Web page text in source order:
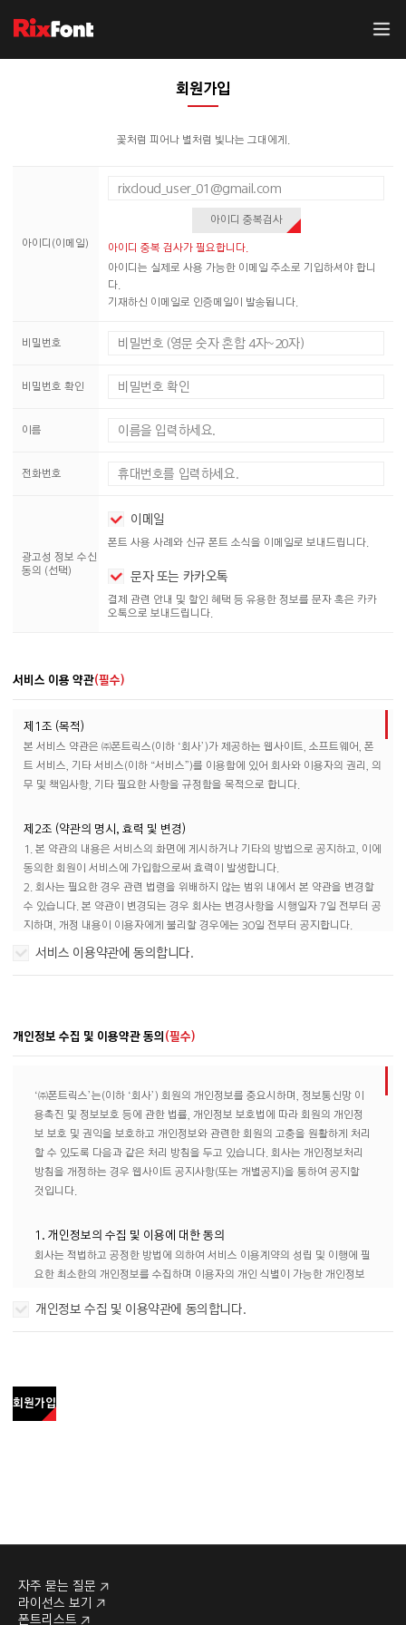
회원가입
꽃처럼 피어나 별처럼 빛나는 그대에게.
아이디(이메일)
아이디 중복검사
아이디 중복 검사가 필요합니다.
아이디는 실제로 사용 가능한 이메일 주소로 기입하셔야 합니
다.
기재하신 이메일로 인증메일이 발송됩니다.
비밀번호
비밀번호 확인
이름
전화번호
광고성 정보 수신
동의 (선택)
이메일
폰트 사용 사례와 신규 폰트 소식을 이메일로 보내드립니다.
문자 또는 카카오톡
결제 관련 안내 및 할인 혜택 등 유용한 정보를 문자 혹은 카카
오톡으로 보내드립니다.
서비스 이용 약관(필수)
제1조 (목적)
본 서비스 약관은 ㈜폰트릭스(이하 ‘회사’)가 제공하는 웹사이트, 소프트웨어, 폰
트 서비스, 기타 서비스(이하 “서비스”)를 이용함에 있어 회사와 이용자의 권리, 의
무 및 책임사항, 기타 필요한 사항을 규정함을 목적으로 합니다.
제2조 (약관의 명시, 효력 및 변경)
1. 본 약관의 내용은 서비스의 화면에 게시하거나 기타의 방법으로 공지하고, 이에
동의한 회원이 서비스에 가입함으로써 효력이 발생합니다.
2. 회사는 필요한 경우 관련 법령을 위배하지 않는 범위 내에서 본 약관을 변경할
수 있습니다. 본 약관이 변경되는 경우 회사는 변경사항을 시행일자 7일 전부터 공
지하며, 개정 내용이 이용자에게 불리할 경우에는 30일 전부터 공지합니다.
3. 회사가 전항에 따라 개정약관을 공지 또는 통지하면서 “이용자”에게 일정 기간
제3조 (약관 외 준칙)
과 세부지침의 내용이 충돌할 경우 세부지침을 따릅니다.
제4조 (용어의 정의)
본 약관에서 사용하는 용어의 정의는 다음 각호와 같으며, 정의되지 않은 용어에
대한 해석은 관계법령 및 서비스별 안내에서 정하는 바에 따릅니다.
통신설비(인터넷, 전화 등)를 이용하여 상품 판매를 거래할 수 있도록 설정한 가상
의 전자상거래 웹사이트를 말합니다.
2. 이용자 : 회사의 웹사이트에 접속하여 본 약관에 따라 회사가 제공하는 폰트 서
3. 회원 : 본 약관에 동의하고 개인정보를 제공하여 회원 등록을 한 자로서, 회사가
제공하는 정보와 서비스를 지속적으로 이용할 수 있는 자를 말합니다.
② 기업회원 : 사업자번호를 보유한 개인사업자, 법인사업자, 단체, 기관 등이
가입할 수 있습니다.
비스 또는 상품을 의미합니다.
7. RixFont 서비스 : 유/무선을 통해 폰트, 캘리그라피 및 라이선스를 이용 및 구
매할 수 있는 회사의 고유한 서비스와 브랜드를 의미합니다.
서비스 이용약관에 동의합니다.
개인정보 수집 및 이용약관 동의 (필수)
‘㈜폰트릭스’는(이하 ‘회사’) 회원의 개인정보를 중요시하며, 정보통신망 이
용촉진 및 정보보호 등에 관한 법률, 개인정보 보호법에 따라 회원의 개인정
보 보호 및 권익을 보호하고 개인정보와 관련한 회원의 고충을 원활하게 처리
할 수 있도록 다음과 같은 처리 방침을 두고 있습니다. 회사는 개인정보처리
방침을 개정하는 경우 웹사이트 공지사항(또는 개별공지)을 통하여 공지할
것입니다.
1. 개인정보의 수집 및 이용에 대한 동의
회사는 적법하고 공정한 방법에 의하여 서비스 이용계약의 성립 및 이행에 필
요한 최소한의 개인정보를 수집하며 이용자의 개인 식별이 가능한 개인정보
하고 회원이 '동의' 버튼을 클릭하면 개인정보 수집•이용에 대해 동의한 것으
로 봅니다.
1) 회사는 회원가입, 상담, 서비스 신청 등 서비스 제공 및 계약이행을 위해 아
래와 같이 개인정보를 수집할 수 있습니다.
③ 구글 : (필수) 이름, 이메일, 휴대전화번호
3) 회사는 회원이 유료 서비스를 이용하고자 하는 경우 결제 시점에 아래와
같이 결제에 필요한 정보와 본인 인증에 필요한 정보를 수집할 수 있습니다.
개인정보 수집 및 이용약관에 동의합니다.
회원가입
자주 묻는 질문
라이선스 보기
폰트리스트